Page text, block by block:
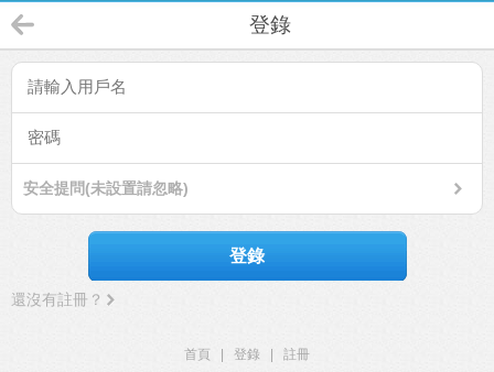
登錄
安全提問(未設置請忽略)
登錄
還沒有註冊？
首頁 登錄
註冊